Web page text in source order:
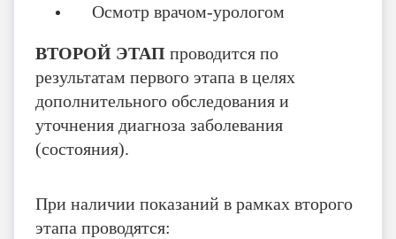
Осмотр врачом-урологом
ВТОРОЙ ЭТАП проводится по
результатам первого этапа в целях
дополнительного обследования и
уточнения диагноза заболевания
(состояния).
При наличии показаний в рамках второго
этапа проводятся: